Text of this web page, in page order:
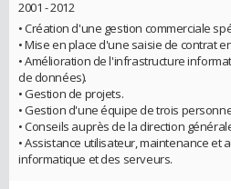
2001 - 2012
• Création d'une gestion commerciale
• Mise en place d'une saisie de contrat
• Amélioration de l'infrastructure
de données).
• Gestion de projets.
• Gestion d'une équipe de trois
• Conseils auprès de la direction
• Assistance utilisateur, maintenance et
informatique et des serveurs.